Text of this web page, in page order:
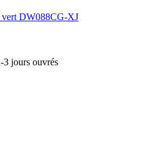
DW088CG-XJ
3 jours ouvrés